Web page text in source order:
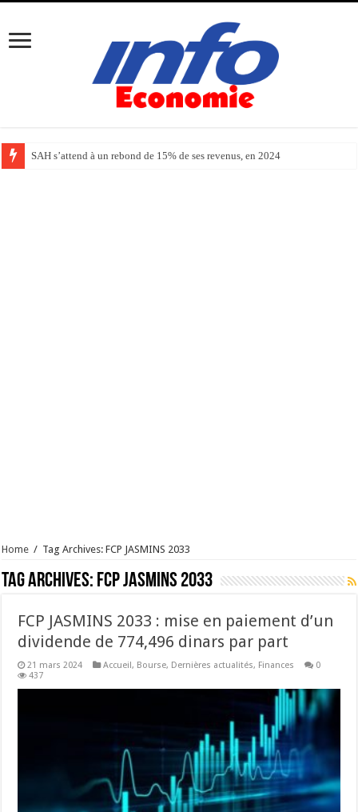
SAH s’attend à un rebond de 15% de ses revenus, en 2024
Home / Tag Archives: FCP JASMINS 2033
Tag Archives: FCP JASMINS 2033
FCP JASMINS 2033 : mise en paiement d’un
dividende de 774,496 dinars par part
21 mars 2024 Accueil, Bourse, Dernières actualités, Finances
0
437